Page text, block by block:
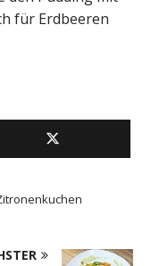
für Erdbeeren